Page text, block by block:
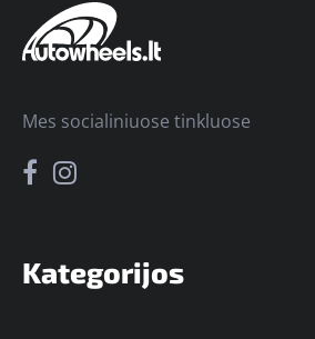
Kategorijos
Mes socialiniuose tinkluose